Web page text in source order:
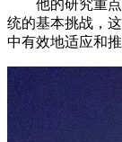
他的研究重点
统的基本挑战，
中有效地适应和